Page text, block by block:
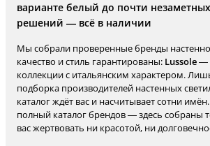
варианте белый до почти
решений — всё в наличии
Мы собрали проверенные бренды
качество и стиль гарантированы: Lussole—
коллекции с итальянским характером.
подборка производителей настенных
каталог ждёт вас и насчитывает сотни
полный каталог брендов — здесь собраны
вас жертвовать ни красотой, ни